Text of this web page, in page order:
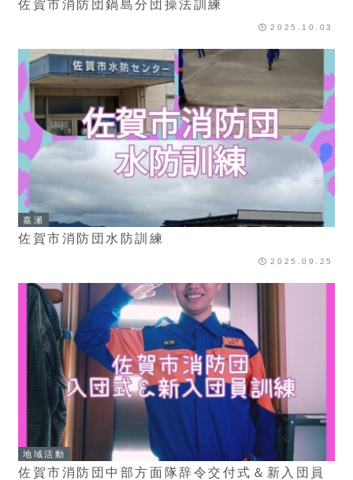
佐賀市消防団鍋島分団操法訓練
2025.10.03
嘉瀬
佐賀市消防団水防訓練
2025.09.25
地域活動
佐賀市消防団中部方面隊辞令交付式＆新入団員